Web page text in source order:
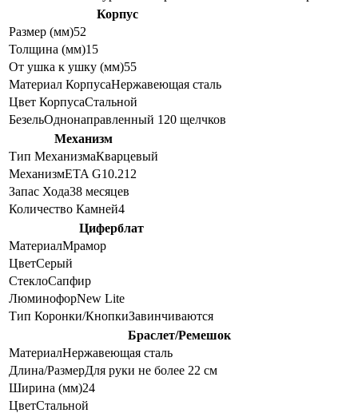
Корпус
Размер (мм)52
Толщина (мм)15
От ушка к ушку (мм)55
Материал КорпусаНержавеющая сталь
Цвет КорпусаСтальной
БезельОднонаправленный 120 щелчков
Механизм
Тип МеханизмаКварцевый
МеханизмETA G10.212
Запас Хода38 месяцев
Количество Камней4
Циферблат
МатериалМрамор
ЦветСерый
СтеклоСапфир
ЛюминофорNew Lite
Тип Коронки/КнопкиЗавинчиваются
Браслет/Ремешок
МатериалНержавеющая сталь
Длина/РазмерДля руки не более 22 см
Ширина (мм)24
ЦветСтальной